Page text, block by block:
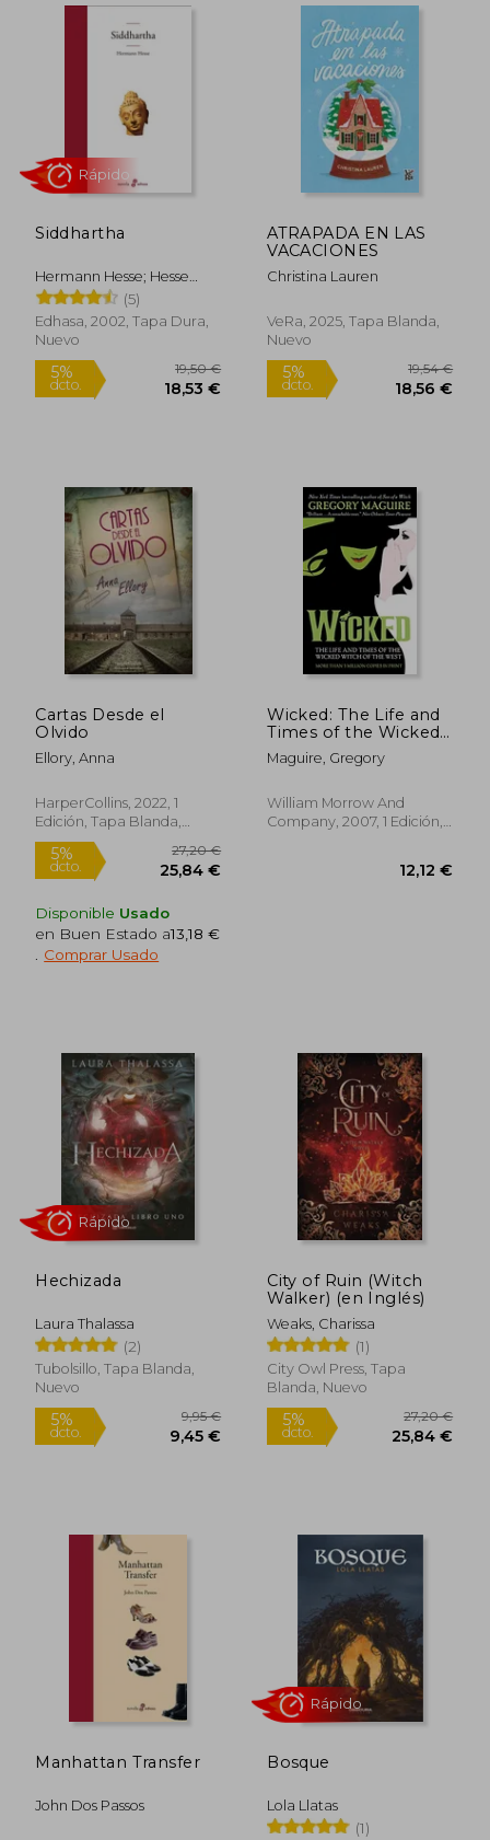
dcto. dcto.
Siddhartha
Hermann Hesse; Hesse
Hermann
(5)
Edhasa, 2002, Tapa Dura,
Nuevo
5%
dcto.
19,50 €
18,53 €
Rápido
ATRAPADA EN LAS
VACACIONES
Christina Lauren
VeRa, 2025, Tapa Blanda,
Nuevo
Cartas Desde el
Olvido
Ellory, Anna
HarperCollins, 2022, 1
Edición, Tapa Blanda,
Nuevo
5%
dcto.
27,20 €
Disponible Usado
en Buen Estado a13,18 €
Comprar Usado
Wicked: The Life and
Times of the Wicked
Witch of the West
(Wicked Years, 1) (en
Maguire, Gregory
William Morrow And
Company, 2007, 1 Edición,
Hechizada
Laura Thalassa
(2)
Tubolsillo, Tapa Blanda,
Nuevo
City of Ruin (Witch
Walker) (en Inglés)
Weaks, Charissa
(1)
City Owl Press, Tapa
Blanda, Nuevo
Manhattan Transfer
John Dos Passos
Bosque
Lola Llatas
(1)